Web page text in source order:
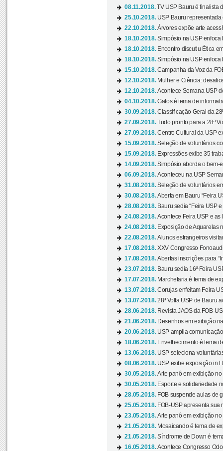
08.11.2018.TV USP Bauru é finalista
25.10.2018. USP Bauru representada
22.10.2018.Árvores expõe arte
18.10.2018.Simpósio na USP enfoca
18.10.2018. Encontro discutiu Ética
18.10.2018.Simpósio na USP enfoca
15.10.2018.Campanha da Voz da
12.10.2018. Mulher e Ciência:
12.10.2018.Acontece Semana USP
04.10.2018.Gatos é tema de
30.09.2018.Classificação Geral da
27.09.2018.Tudo pronto para a 28ª
27.09.2018.Centro Cultural da USP
15.09.2018.Seleção de voluntários
15.09.2018. Expressões exibe 35
14.09.2018.Simpósio aborda o bem-
06.09.2018.Aconteceu na USP
31.08.2018.Seleção de voluntários
30.08.2018.Aberta em Bauru “Feira
28.08.2018. Bauru sedia “Feira USP
24.08.2018.Acontece Feira USP e as
24.08.2018. Exposição de Aquarelas
22.08.2018.Alunos estrangeiros
17.08.2018.XXV Congresso
17.08.2018.Abertas inscrições para
23.07.2018. Bauru sedia 16ª Feira
17.07.2018. Marchetaria é tema de
13.07.2018.Corujas enfeitam Feira
13.07.2018.28ª Volta USP de Bauru
28.06.2018. Revista JAOS da FOB-
21.06.2018. Desenhos em exibição
20.06.2018. USP amplia
18.06.2018. Envelhecimento é tema
13.06.2018. USP seleciona
08.06.2018. USP exibe exposição in l
30.05.2018.Arte panô em exibição no
30.05.2018. Esporte e solidariedade
28.05.2018. FOB suspende aulas de
25.05.2018. FOB-USP apresenta sua
23.05.2018.Arte panô em exibição no
21.05.2018. Mosaicando é tema de
21.05.2018.Síndrome de Down é
16.05.2018.Acontece Congresso